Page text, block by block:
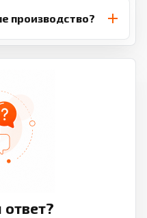
производство?